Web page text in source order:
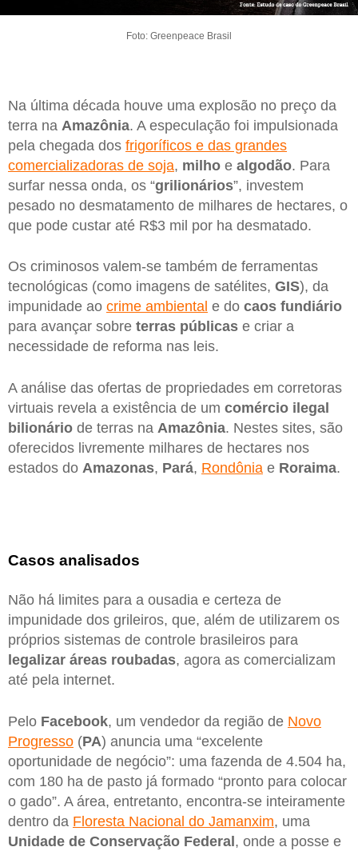
Foto: Greenpeace Brasil
Na última década houve uma explosão no preço da
terra na Amazônia. A especulação foi impulsionada
pela chegada dos frigoríficos e das grandes
comercializadoras de soja, milho e algodão. Para
surfar nessa onda, os “grilionários”, investem
pesado no desmatamento de milhares de hectares, o
que pode custar até R$3 mil por ha desmatado.
Os criminosos valem-se também de ferramentas
tecnológicas (como imagens de satélites, GIS), da
impunidade ao crime ambiental e do caos fundiário
para avançar sobre terras públicas e criar a
necessidade de reforma nas leis.
A análise das ofertas de propriedades em corretoras
virtuais revela a existência de um comércio ilegal
bilionário de terras na Amazônia. Nestes sites, são
oferecidos livremente milhares de hectares nos
estados do Amazonas, Pará, Rondônia e Roraima.
Casos analisados
Não há limites para a ousadia e certeza de
impunidade dos grileiros, que, além de utilizarem os
próprios sistemas de controle brasileiros para
legalizar áreas roubadas, agora as comercializam
até pela internet.
Pelo Facebook, um vendedor da região de Novo
Progresso (PA) anuncia uma “excelente
oportunidade de negócio”: uma fazenda de 4.504 ha,
com 180 ha de pasto já formado “pronto para colocar
o gado”. A área, entretanto, encontra-se inteiramente
dentro da Floresta Nacional do Jamanxim, uma
Unidade de Conservação Federal , onde a posse e